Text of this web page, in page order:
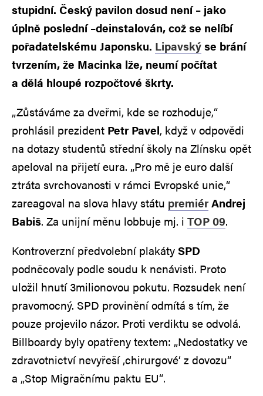
stupidní. Český pavilon dosud není – jako
úplně poslední –deinstalován, což se nelíbí
pořadatelskému Japonsku. Lipavskýse brání
tvrzením, že Macinka lže, neumí počítat
a dělá hloupé rozpočtové škrty.
„Zůstáváme za dveřmi, kde se rozhoduje,“
prohlásil prezident Petr Pavel, když v odpovědi
na dotazy studentů střední školy na Zlínsku opět
apeloval na přijetí eura. „Pro mě je euro další
ztráta svrchovanosti v rámci Evropské unie,“
zareagoval na slova hlavy státu premiérAndrej
Babiš. Za unijní měnu lobbuje mj. i TOP 09.
Kontroverzní předvolební plakátySPD
podněcovaly podle soudu k nenávisti. Proto
uložil hnutí 3milionovou pokutu. Rozsudek není
pravomocný. SPD provinění odmítá s tím, že
pouze projevilo názor. Proti verdiktu se odvolá.
Billboardy byly opatřeny textem: „Nedostatky ve
zdravotnictví nevyřeší ‚chirurgové‘ z dovozu“
a „Stop Migračnímu paktu EU“.